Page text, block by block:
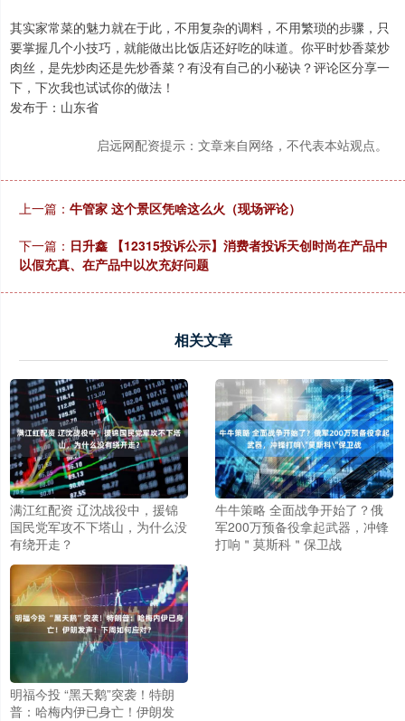
其实家常菜的魅力就在于此，不用复杂的调料，不用繁琐的步骤，只
要掌握几个小技巧，就能做出比饭店还好吃的味道。你平时炒香菜炒
肉丝，是先炒肉还是先炒香菜？有没有自己的小秘诀？评论区分享一
下，下次我也试试你的做法！
发布于：山东省
启远网配资提示：文章来自网络，不代表本站观点。
上一篇： 牛管家 这个景区凭啥这么火（现场评论）
下一篇： 日升鑫 【12315投诉公示】消费者投诉天创时尚在产品中
以假充真、在产品中以次充好问题
相关文章
满江红配资 辽沈战役中，援锦
国民党军攻不下塔山，为什么没
有绕开走？
牛牛策略 全面战争开始了？俄
军200万预备役拿起武器，冲锋
打响＂莫斯科＂保卫战
明福今投 “黑天鹅”突袭！特朗
普：哈梅内伊已身亡！伊朗发